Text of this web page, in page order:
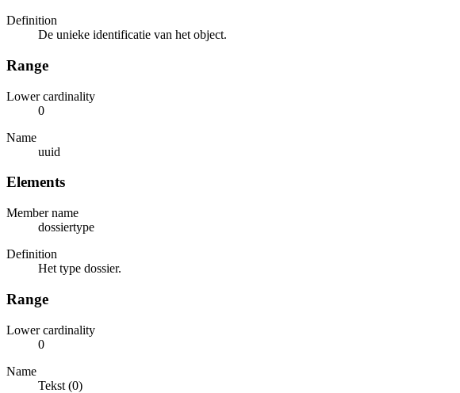
Definition
De unieke identificatie van het object.
Range
Lower cardinality
0
Name
uuid
Elements
Member name
dossiertype
Definition
Het type dossier.
Range
Lower cardinality
0
Name
Tekst (0)